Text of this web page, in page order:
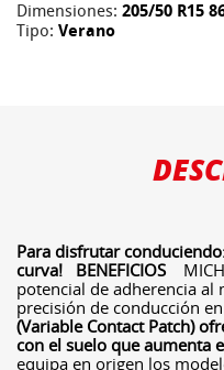
Dimensiones: 205/50 R15
Tipo: Verano
Para disfrutar
curva!
BENEFICIOS
potencial de adherencia al
precisión de conducción
(Variable Contact Patch)
con el suelo que aumenta
equipa en origen los